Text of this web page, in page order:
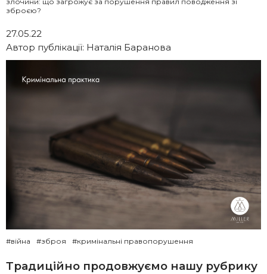
зброєю?
27.05.22
Автор публікації: Наталія Баранова
#війна #зброя #кримінальні правопорушення
Традиційно продовжуємо нашу рубрику